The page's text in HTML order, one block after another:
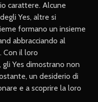
carattere. Alcune
Yes, altre si
formano un insieme
abbracciando al
Con il loro
Yes dimostrano non
un desiderio di
e a scoprire la loro